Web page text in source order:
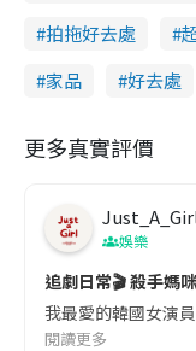
拍拖好去處
家品
好去處
更多真實評價
娛樂
追劇日常🎬 殺手媽
我最愛的韓國女演
閱讀更多